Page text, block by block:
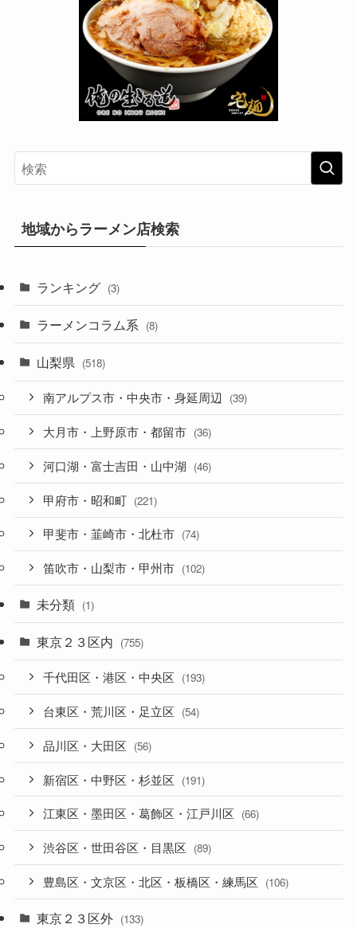
地域からラーメン店検索
ランキング (3)
ラーメンコラム系 (8)
山梨県 (518)
南アルプス市・中央市・身延周辺 (39)
大月市・上野原市・都留市 (36)
河口湖・富士吉田・山中湖 (46)
甲府市・昭和町 (221)
甲斐市・韮崎市・北杜市 (74)
笛吹市・山梨市・甲州市 (102)
未分類 (1)
東京２３区内 (755)
千代田区・港区・中央区 (193)
台東区・荒川区・足立区 (54)
品川区・大田区 (56)
新宿区・中野区・杉並区 (191)
江東区・墨田区・葛飾区・江戸川区 (66)
渋谷区・世田谷区・目黒区 (89)
豊島区・文京区・北区・板橋区・練馬区 (106)
東京２３区外 (133)